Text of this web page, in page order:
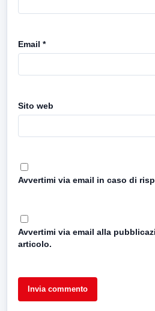
Email *
Sito web
Avvertimi via email in caso di
Avvertimi via email alla
articolo.